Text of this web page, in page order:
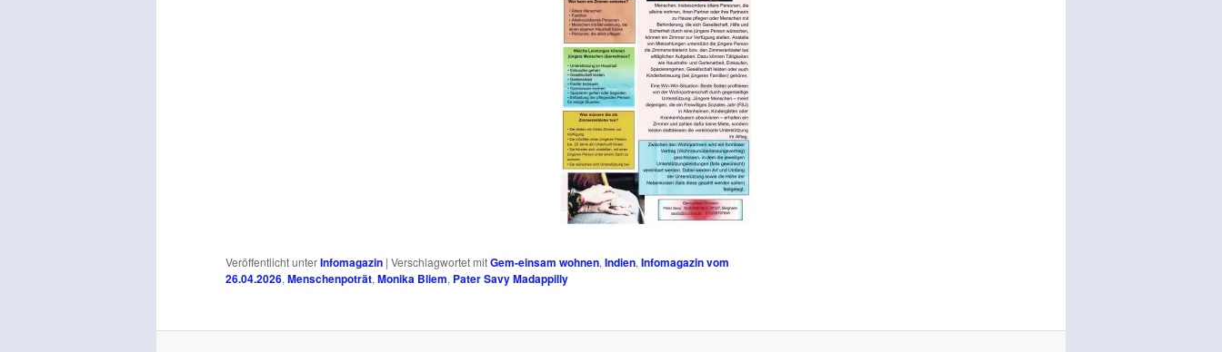
Veröffentlicht unterInfomagazin | Verschlagwortet mitGem-einsam wohnen, Indien, Infomagazin vom
26.04.2026, Menschenpoträt, Monika Bliem, Pater Savy Madappilly